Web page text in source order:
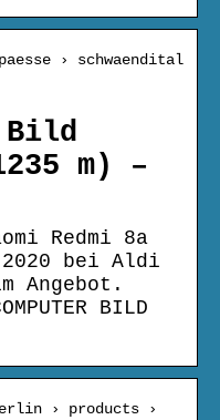
› schwaendital
Bild
m) –
Redmi 8a
bei Aldi
Angebot.
BILD
› products ›